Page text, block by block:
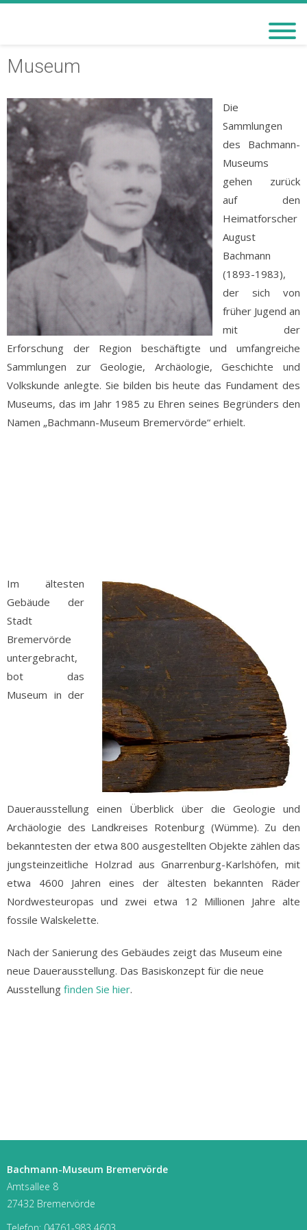
BREMERVÖRDE
Museum
Die
Sammlungen
des Bachmann-
Museums
gehen zurück
auf den
Heimatforscher
August
Bachmann
(1893-1983),
der sich von
früher Jugend an
mit der
Erforschung der Region beschäftigte und umfangreiche
Sammlungen zur Geologie, Archäologie, Geschichte und
Volkskunde anlegte. Sie bilden bis heute das Fundament des
Museums, das im Jahr 1985 zu Ehren seines Begründers den
Namen „Bachmann-Museum Bremervörde“ erhielt.
Im ältesten
Gebäude der
Stadt
Bremervörde
untergebracht,
bot das
Museum in der
Dauerausstellung einen Überblick über die Geologie und
Archäologie des Landkreises Rotenburg (Wümme). Zu den
bekanntesten der etwa 800 ausgestellten Objekte zählen das
jungsteinzeitliche Holzrad aus Gnarrenburg-Karlshöfen, mit
etwa 4600 Jahren eines der ältesten bekannten Räder
Nordwesteuropas und zwei etwa 12 Millionen Jahre alte
fossile Walskelette.
Nach der Sanierung des Gebäudes zeigt das Museum eine
neue Dauerausstellung. Das Basiskonzept für die neue
Ausstellung finden Sie hier.
Bachmann-Museum Bremervörde
Amtsallee 8
27432 Bremervörde